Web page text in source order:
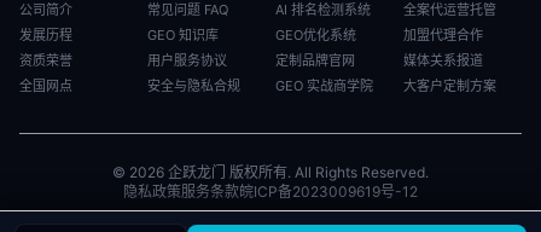
公司简介
发展历程
资质荣誉
全国网点
常见问题 FAQ
GEO 知识库
用户服务协议
安全与隐私合规
AI 排名检测系统
GEO优化系统
定制品牌官网
GEO 实战商学院
全案代运营托管
加盟代理合作
媒体关系报道
大客户定制方案
© 2026 企跃龙门 版权所有. All Rights Reserved.
隐私政策服务条款皖ICP备2023009619号-12